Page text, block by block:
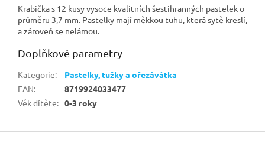
Krabička s 12 kusy vysoce kvalitních šestihranných pastelek o
průměru 3,7 mm. Pastelky mají měkkou tuhu, která sytě kreslí,
a zároveň se nelámou.
Doplňkové parametry
Kategorie:
Pastelky, tužky a ořezávátka
EAN:
8719924033477
Věk dítěte: 0-3 roky
Z